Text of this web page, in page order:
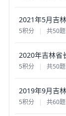
5积分 | 共50题
5积分 | 共50题
5积分 共60题